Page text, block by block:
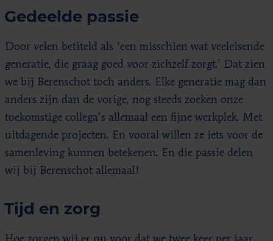
Gedeelde passie
Door velen betiteld als ‘een misschien wat veeleisende
generatie, die graag goed voor zichzelf zorgt.’ Dat zien
we bij Berenschot toch anders. Elke generatie mag dan
anders zijn dan de vorige, nog steeds zoeken onze
toekomstige collega’s allemaal een fijne werkplek. Met
uitdagende projecten. En vooral willen ze iets voor de
samenleving kunnen betekenen. En die passie delen
wij bij Berenschot allemaal!
Tijd en zorg